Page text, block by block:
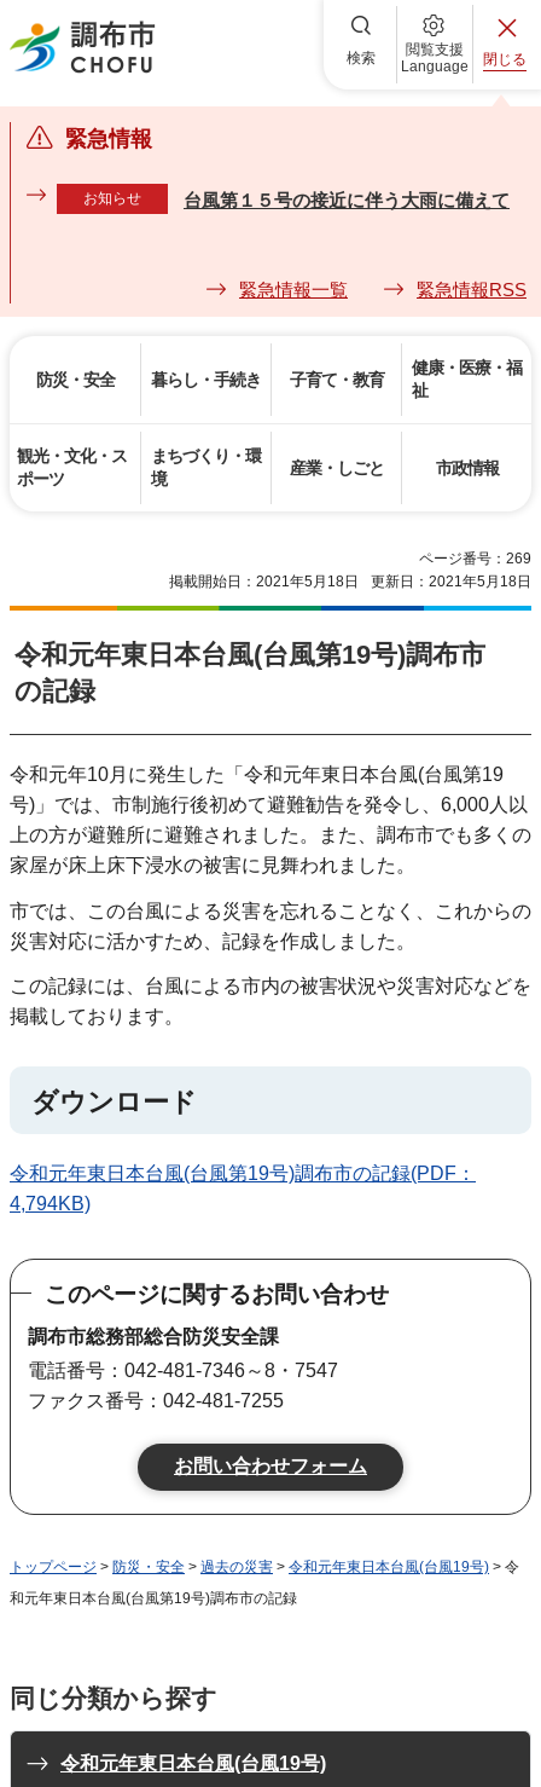
調布市 検索
閲覧支援
Language
閉じる
緊急情報
お知らせ 台風第１５号の接近に伴う大雨に備えて
緊急情報一覧 緊急情報RSS
防災・安全 暮らし・手続き 子育て・教育
健康・医療・福
祉
観光・文化・ス
ポーツ
まちづくり・環
境
産業・しごと 市政情報
ページ番号：269
掲載開始日：2021年5月18日
更新日：2021年5月18日
令和元年東日本台風(台風第19号)調布市
の記録
令和元年10月に発生した「令和元年東日本台風(台風第19
号)」では、市制施行後初めて避難勧告を発令し、6,000人以
上の方が避難所に避難されました。また、調布市でも多くの
家屋が床上床下浸水の被害に見舞われました。
市では、この台風による災害を忘れることなく、これからの
災害対応に活かすため、記録を作成しました。
この記録には、台風による市内の被害状況や災害対応などを
掲載しております。
ダウンロード
令和元年東日本台風(台風第19号)調布市の記録(PDF：
4,794KB)
このページに関するお問い合わせ
調布市総務部総合防災安全課
電話番号：042-481-7346～8・7547
ファクス番号：042-481-7255
トップページ > 防災・安全 > 過去の災害 > 令和元年東日本台風(台風19号) > 令
和元年東日本台風(台風第19号)調布市の記録
同じ分類から探す
令和元年東日本台風(台風19号)